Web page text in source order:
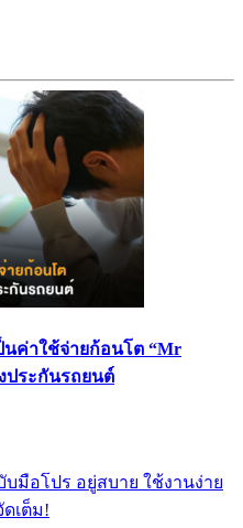
นค่าใช้จ่ายก้อนโต “Mr
ประกันรถยนต์